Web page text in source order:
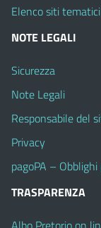
Elenco siti tematici
NOTE LEGALI
Sicurezza
Note Legali
Responsabile del
Privacy
pagoPA –
TRASPARENZA